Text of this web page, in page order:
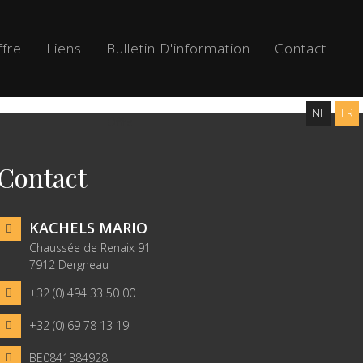
NL FR
Liens Bulletin D'information Contact
KACHELS MARIO
Chaussée de Renaix 91
7912 Dergneau
+32 (0) 494 33 50 00
+32 (0) 69 78 13 19
BE0841384928